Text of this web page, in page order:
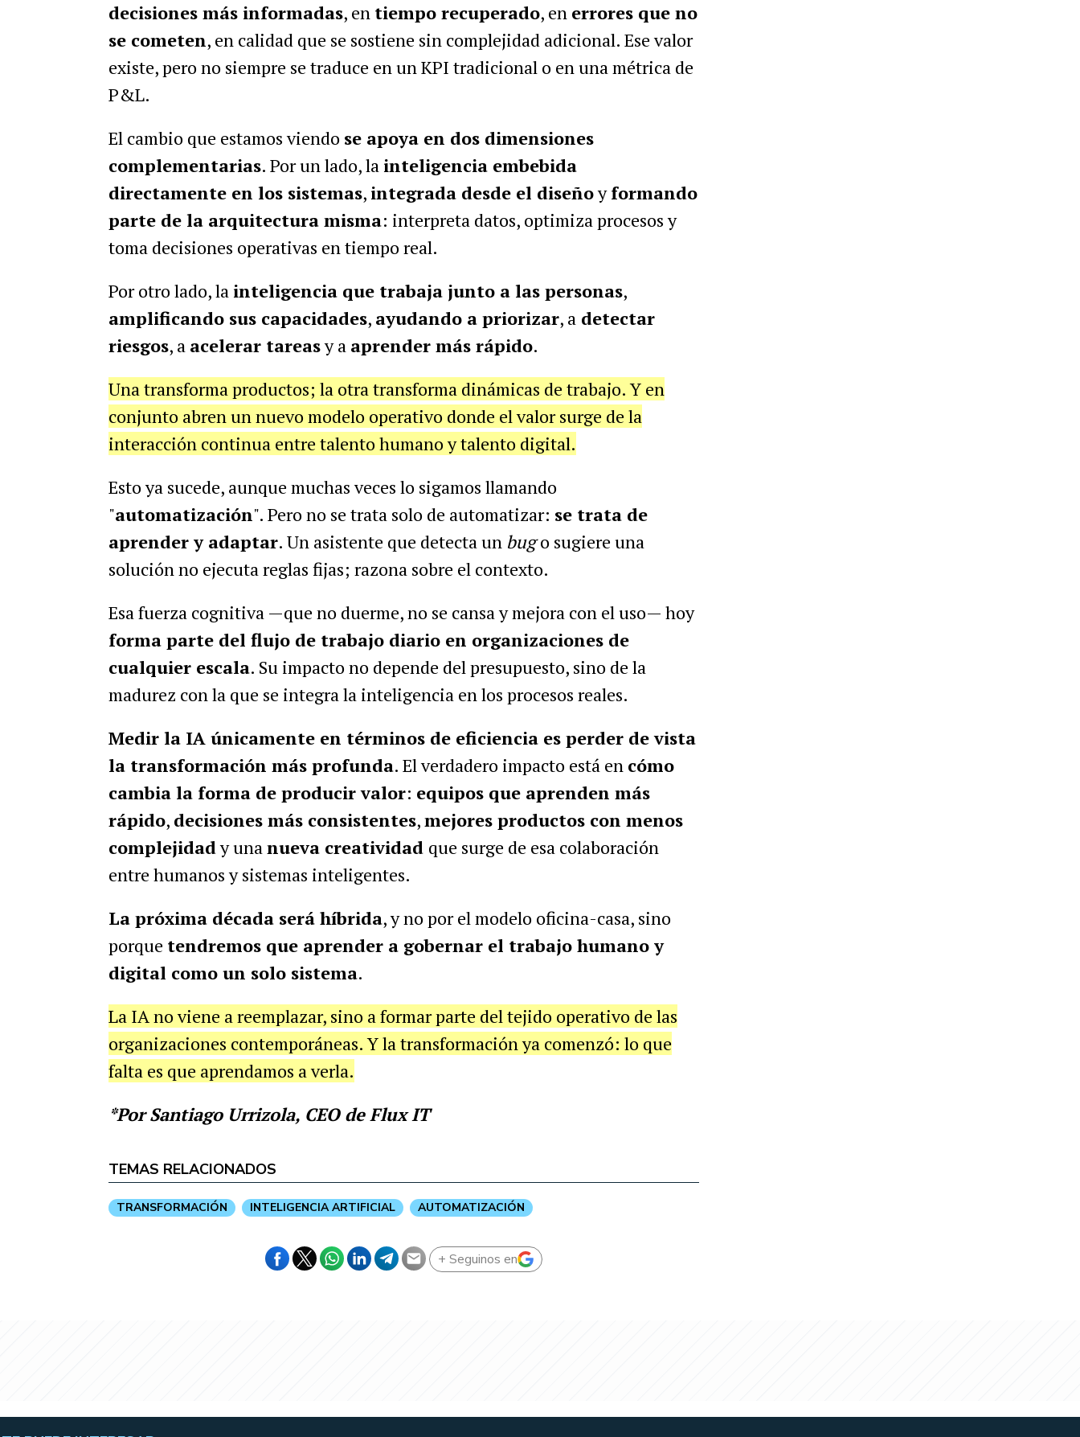
decisiones más informadas, en tiempo recuperado, en errores que no
se cometen, en calidad que se sostiene sin complejidad adicional. Ese valor
existe, pero no siempre se traduce en un KPI tradicional o en una métrica de
P&L.
El cambio que estamos viendo se apoya en dos dimensiones
complementarias. Por un lado, la inteligencia embebida
directamente en los sistemas, integrada desde el diseñoyformando
parte de la arquitectura misma: interpreta datos, optimiza procesos y
toma decisiones operativas en tiempo real.
Por otro lado, la inteligencia que trabaja junto a las personas,
amplificando sus capacidades, ayudando a priorizar, adetectar
riesgos, a acelerar tareasy a aprender más rápido.
Una transforma productos; la otra transforma dinámicas de trabajo. Y en
conjunto abren un nuevo modelo operativo donde el valor surge de la
interacción continua entre talento humano y talento digital.
Esto ya sucede, aunque muchas veces lo sigamos llamando
"automatización". Pero no se trata solo de automatizar: se trata de
aprender y adaptar. Un asistente que detecta un bugo sugiere una
solución no ejecuta reglas fijas; razona sobre el contexto.
Esa fuerza cognitiva —que no duerme, no se cansa y mejora con el uso— hoy
forma parte del flujo de trabajo diario en organizaciones de
cualquier escala. Su impacto no depende del presupuesto, sino de la
madurez con la que se integra la inteligencia en los procesos reales.
Medir la IA únicamente en términos de eficiencia es perder de vista
la transformación más profunda. El verdadero impacto está en cómo
cambia la forma de producir valor: equipos que aprenden más
rápido, decisiones más consistentes,mejores productos con menos
complejidady unanueva creatividad que surge de esa colaboración
entre humanos y sistemas inteligentes.
La próxima década será híbrida, y no por el modelo oficina-casa, sino
porque tendremos que aprender a gobernar el trabajo humano y
digital como un solo sistema.
La IA no viene a reemplazar, sino a formar parte del tejido operativo de las
organizaciones contemporáneas. Y la transformación ya comenzó: lo que
falta es que aprendamos a verla.
*Por Santiago Urrizola, CEO de Flux IT
TEMAS RELACIONADOS
TRANSFORMACIÓN INTELIGENCIA ARTIFICIAL AUTOMATIZACIÓN
+ Seguinos en